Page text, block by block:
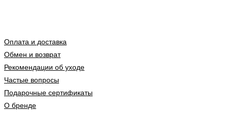
Оплата и доставка
Обмен и возврат
Рекомендации об уходе
Частые вопросы
Подарочные сертификаты
О бренде